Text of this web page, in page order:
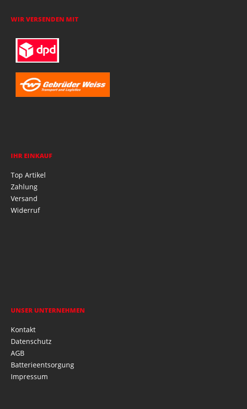
WIR VERSENDEN MIT
IHR EINKAUF
Top Artikel
Zahlung
Versand
Widerruf
UNSER UNTERNEHMEN
Kontakt
Datenschutz
AGB
Batterieentsorgung
Impressum